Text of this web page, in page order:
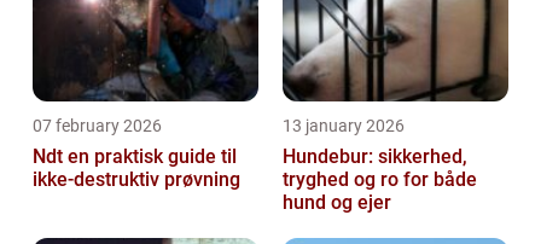
07 february 2026
Ndt en praktisk guide til
ikke-destruktiv prøvning
13 january 2026
Hundebur: sikkerhed,
tryghed og ro for både
hund og ejer